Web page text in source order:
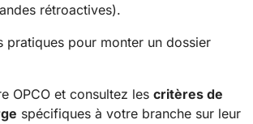
rétroactives).
pratiques pour monter un dossier
OPCO et consultez les critères de
spécifiques à votre branche sur leur